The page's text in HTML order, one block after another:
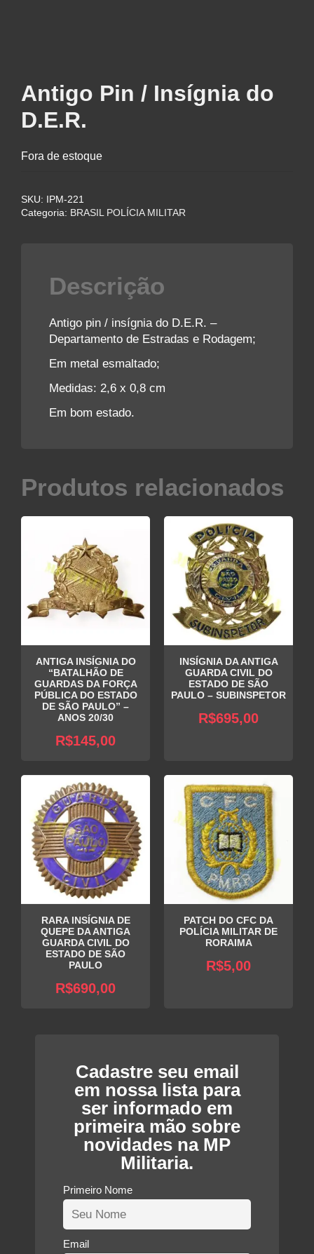
Antigo Pin / Insígnia do
D.E.R.
Fora de estoque
SKU:
IPM-221
Categoria: BRASIL POLÍCIA MILITAR
Descrição
Antigo pin / insígnia do D.E.R. –
Departamento de Estradas e Rodagem;
Em metal esmaltado;
Medidas: 2,6 x 0,8 cm
Em bom estado.
Produtos relacionados
ANTIGA INSÍGNIA DO
“BATALHÃO DE
GUARDAS DA FORÇA
PÚBLICA DO ESTADO
DE SÃO PAULO” –
ANOS 20/30
R$145,00
INSÍGNIA DA ANTIGA
GUARDA CIVIL DO
ESTADO DE SÃO
PAULO – SUBINSPETOR
R$695,00
RARA INSÍGNIA DE
QUEPE DA ANTIGA
GUARDA CIVIL DO
ESTADO DE SÃO
PAULO
R$690,00
PATCH DO CFC DA
POLÍCIA MILITAR DE
RORAIMA
R$5,00
Cadastre seu email
em nossa lista para
ser informado em
primeira mão sobre
novidades na MP
Militaria.
Primeiro Nome
Email